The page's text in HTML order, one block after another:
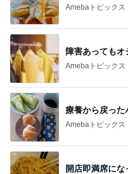
Amebaトピックス
障害あってもオ
Amebaトピックス
療養から戻った
Amebaトピックス
開店即満席に